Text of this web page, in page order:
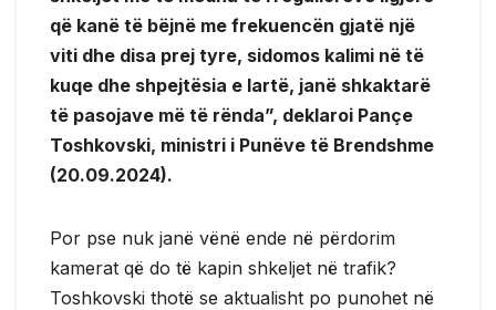
që kanë të bëjnë me frekuencën gjatë një
viti dhe disa prej tyre, sidomos kalimi në të
kuqe dhe shpejtësia e lartë, janë shkaktarë
të pasojave më të rënda”, deklaroi Pançe
Toshkovski, ministri i Punëve të Brendshme
(20.09.2024).
Por pse nuk janë vënë ende në përdorim
kamerat që do të kapin shkeljet në trafik?
Toshkovski thotë se aktualisht po punohet në